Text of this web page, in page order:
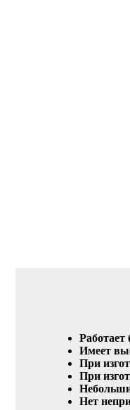
Работает
Имеет
При
При
Нет